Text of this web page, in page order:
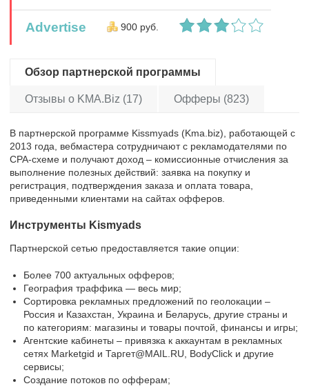
Advertise 900 руб.
Обзор партнерской программы
Отзывы о KMA.Biz (17) Офферы (823)
В партнерской программе Kissmyads (Kma.biz), работающей с
2013 года, вебмастера сотрудничают с рекламодателями по
CPA-схеме и получают доход – комиссионные отчисления за
выполнение полезных действий: заявка на покупку и
регистрация, подтверждения заказа и оплата товара,
приведенными клиентами на сайтах офферов.
Инструменты Kismyads
Партнерской сетью предоставляется такие опции:
Более 700 актуальных офферов;
География траффика — весь мир;
Сортировка рекламных предложений по геолокации –
Россия и Казахстан, Украина и Беларусь, другие страны и
по категориям: магазины и товары почтой, финансы и игры;
Агентские кабинеты – привязка к аккаунтам в рекламных
сетях Marketgid и Таргет@MAIL.RU, BodyClick и другие
сервисы;
Создание потоков по офферам;